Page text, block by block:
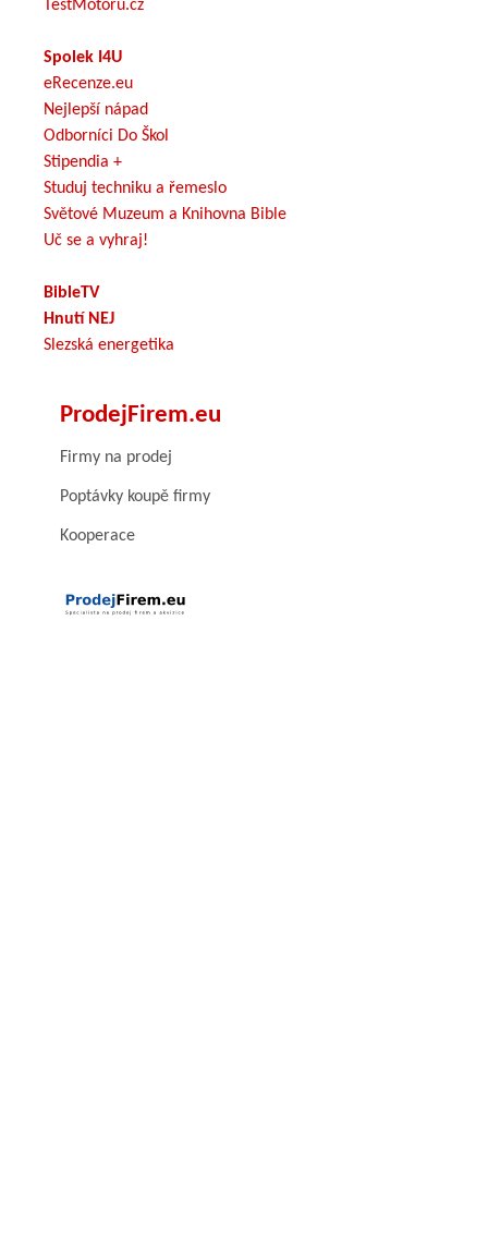
TestMotoru.cz
Spolek I4U
eRecenze.eu
Nejlepší nápad
Odborníci Do Škol
Stipendia +
Studuj techniku a řemeslo
Světové Muzeum a Knihovna Bible
Uč se a vyhraj!
BibleTV
Hnutí NEJ
Slezská energetika
ProdejFirem.eu
Firmy na prodej
Poptávky koupě firmy
Kooperace